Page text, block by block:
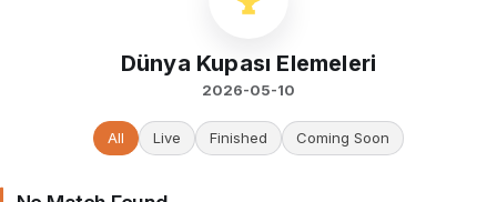
Dünya Kupası Elemeleri
2026-05-10
All Live Finished Coming Soon